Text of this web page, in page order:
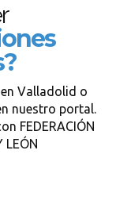
Valladolid o
nuestro portal.
FEDERACIÓN
LEÓN